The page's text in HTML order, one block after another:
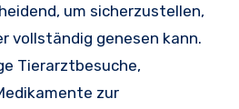
um sicherzustellen,
vollständig genesen kann.
Tierarztbesuche,
zur